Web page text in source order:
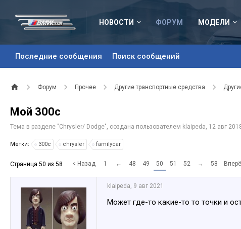
НОВОСТИ ФОРУМ
Последние сообщения Поиск сообщений
МОДЕЛИ
Форум Прочее Другие транспортные средства
Мой 300с
Тема в разделе "Chrysler/ Dodge", создана пользователем klaipeda, 12 авг
Метки: 300c chrysler familycar
Страница 50 из 58 < Назад 1 ← 48 49 50 51 52 → 58
klaipeda, 9 авг 2021
Может где-то какие-то то точки и